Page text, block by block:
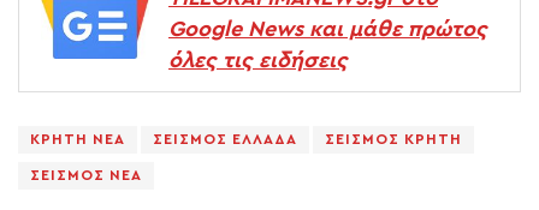
Google News και μάθε πρώτος
όλες τις ειδήσεις
ΚΡΗΤΗ ΝΕΑ ΣΕΙΣΜΟΣ ΕΛΛΑΔΑ ΣΕΙΣΜΟΣ ΚΡΗΤΗ
ΣΕΙΣΜΟΣ ΝΕΑ